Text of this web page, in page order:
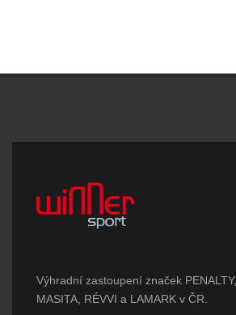
Výhradní zastoupení značek PENALTY,
MASITA, RÉVVI a LAMARK v ČR.